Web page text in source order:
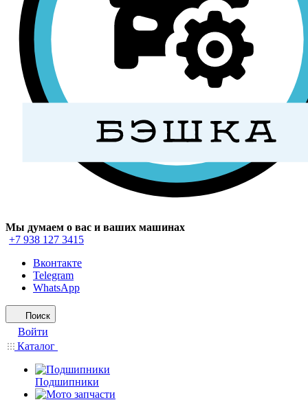
Мы думаем о вас и ваших машинах
+7 938 127 3415
Вконтакте
Telegram
WhatsApp
Поиск
Войти
Каталог
Подшипники